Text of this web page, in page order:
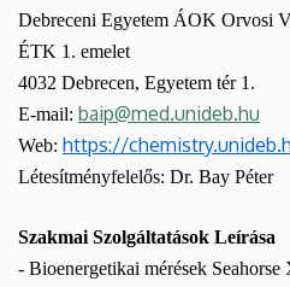
Debreceni Egyetem ÁOK Orvosi
ÉTK 1. emelet
4032 Debrecen, Egyetem tér 1.
E-mail: baip@med.unideb.hu
Web: https://
Létesítményfelelős: Dr. Bay Péter
Szakmai Szolgáltatások Leírása
- Bioenergetikai mérések